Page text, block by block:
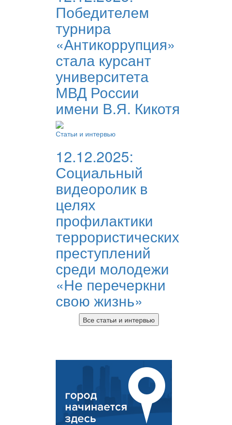
Победителем
турнира
«Антикоррупция»
стала курсант
университета
МВД России
имени В.Я. Кикотя
Статьи и интервью
12.12.2025:
Социальный
видеоролик в
целях
профилактики
террористических
преступлений
среди молодежи
«Не перечеркни
свою жизнь»
Все статьи и интервью